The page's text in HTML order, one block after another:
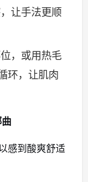
让手法更顺
，或用热毛
环，让肌肉
感到酸爽舒适